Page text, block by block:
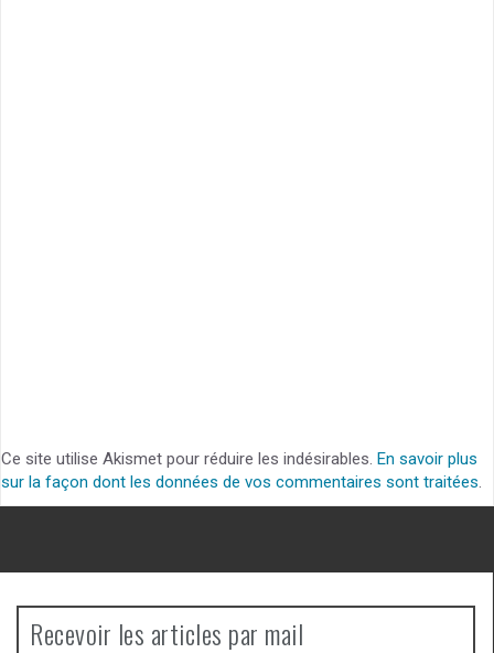
Ce site utilise Akismet pour réduire les indésirables. En savoir plus
sur la façon dont les données de vos commentaires sont traitées.
Recevoir les articles par mail